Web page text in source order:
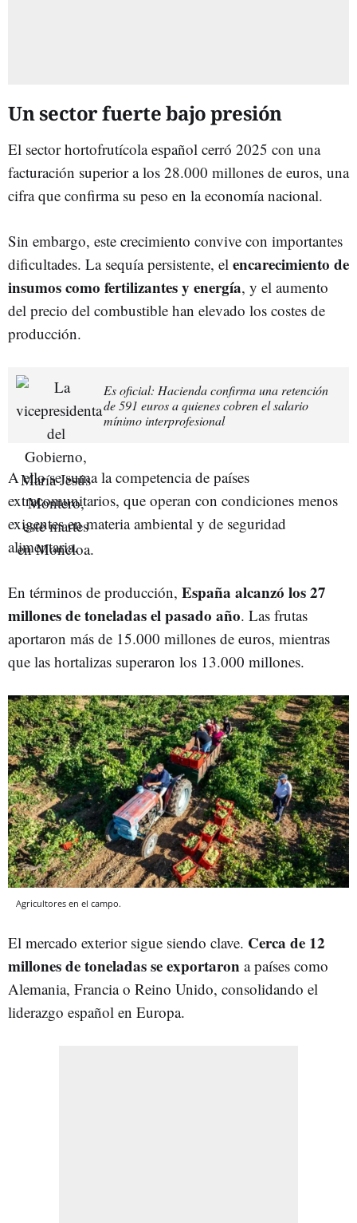
Un sector fuerte bajo presión
El sector hortofrutícola español cerró 2025 con una
facturación superior a los 28.000 millones de euros, una
cifra que confirma su peso en la economía nacional.
Sin embargo, este crecimiento convive con importantes
dificultades. La sequía persistente, el encarecimiento de
insumos como fertilizantes y energía, y el aumento
del precio del combustible han elevado los costes de
producción.
Es oficial: Hacienda confirma una retención
de 591 euros a quienes cobren el salario
mínimo interprofesional
A ello se suma la competencia de países
extracomunitarios, que operan con condiciones menos
exigentes en materia ambiental y de seguridad
alimentaria.
En términos de producción, España alcanzó los 27
millones de toneladas el pasado año. Las frutas
aportaron más de 15.000 millones de euros, mientras
que las hortalizas superaron los 13.000 millones.
Agricultores en el campo.
El mercado exterior sigue siendo clave. Cerca de 12
millones de toneladas se exportaron a países como
Alemania, Francia o Reino Unido, consolidando el
liderazgo español en Europa.